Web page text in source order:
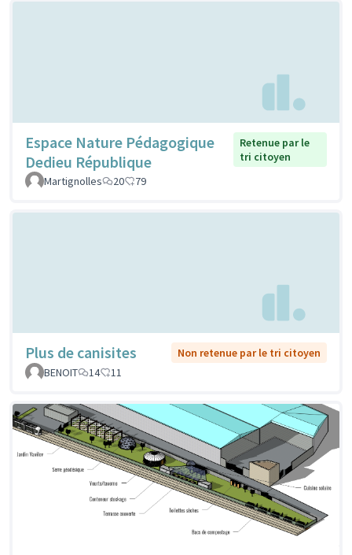
Espace Nature Pédagogique
Dedieu République
Retenue par le
tri citoyen
Martignolles
20 79
Plus de canisites
Non retenue par le tri citoyen
BENOIT
14 11